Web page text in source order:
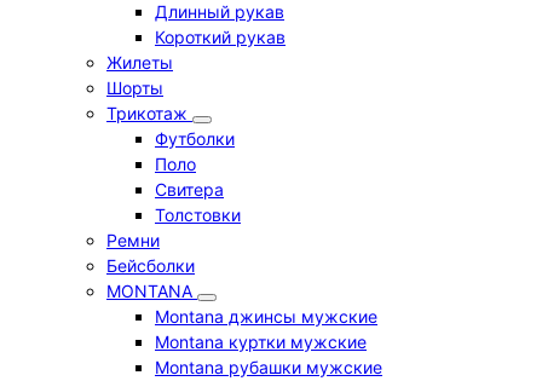
Длинный рукав
Короткий рукав
Жилеты
Шорты
Трикотаж
Футболки
Поло
Свитера
Толстовки
Ремни
Бейсболки
MONTANA
Montana джинсы мужские
Montana куртки мужские
Montana рубашки мужские